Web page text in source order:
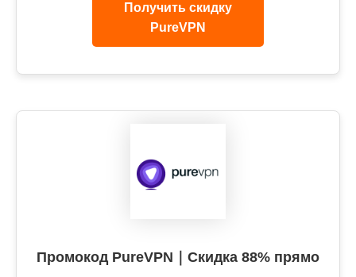
Получить скидку
PureVPN
Промокод PureVPN｜Скидка 88% прямо